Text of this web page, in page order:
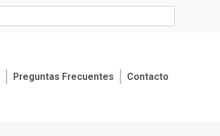
Preguntas Frecuentes Contacto